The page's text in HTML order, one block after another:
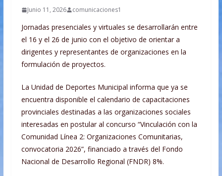
Junio 11, 2026 comunicaciones1
Jornadas presenciales y virtuales se desarrollarán entre
el 16 y el 26 de junio con el objetivo de orientar a
dirigentes y representantes de organizaciones en la
formulación de proyectos.
La Unidad de Deportes Municipal informa que ya se
encuentra disponible el calendario de capacitaciones
provinciales destinadas a las organizaciones sociales
interesadas en postular al concurso “Vinculación con la
Comunidad Línea 2: Organizaciones Comunitarias,
convocatoria 2026”, financiado a través del Fondo
Nacional de Desarrollo Regional (FNDR) 8%.